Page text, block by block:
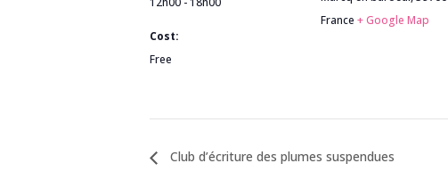
Cost:
Free
France + Google Map
Club d’écriture des plumes suspendues